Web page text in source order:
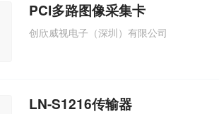
PCI多路图像采集卡
创欣威视电子（深圳）有限公司
LN-S1216传输器